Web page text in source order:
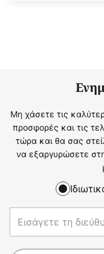
Μη χάσετε τις
προσφορές και τις
τώρα και θα σας
να εξαργυρώσετε